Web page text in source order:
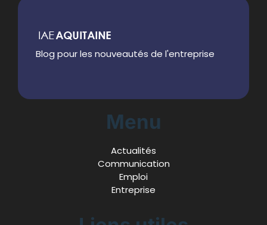
Blog pour les nouveautés de l'entreprise
Menu
Actualités
Communication
Emploi
Entreprise